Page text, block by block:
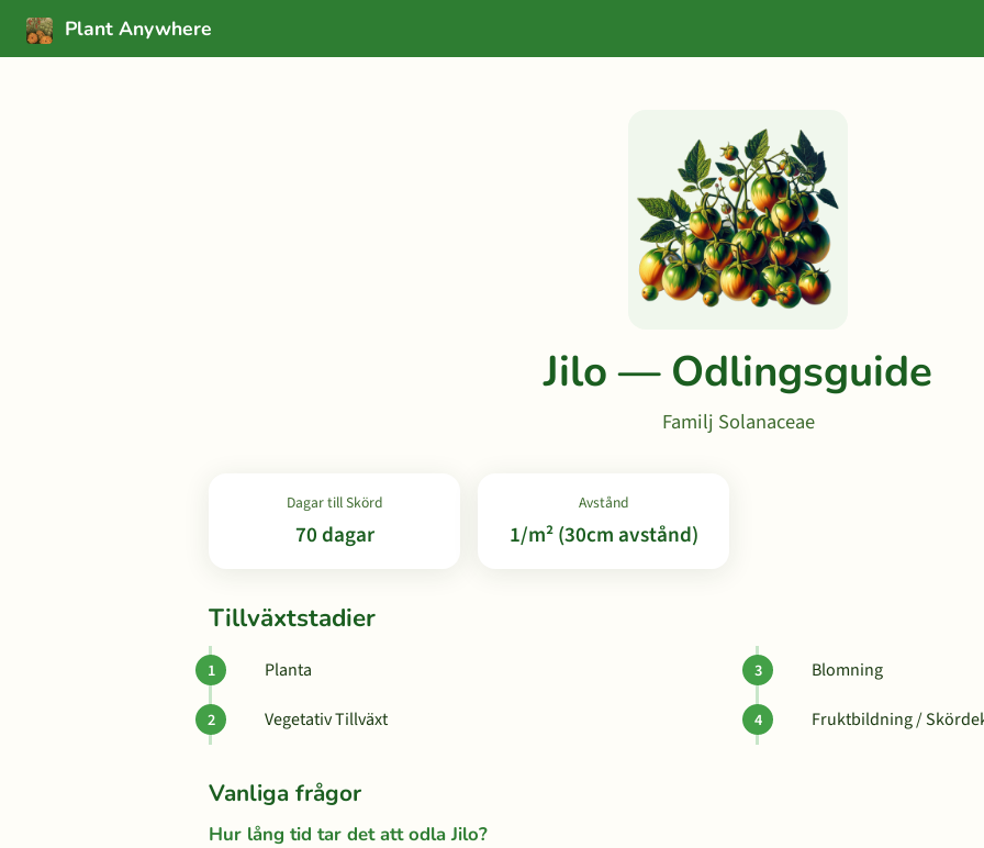
Plant Anywhere
Jilo — Odlingsguide
Familj Solanaceae
Dagar till Skörd
70 dagar
Avstånd
1/m² (30cm avstånd)
Tillväxtstadier
Planta
Vegetativ Tillväxt
Blomning
Fruktbildning /
Vanliga frågor
Hur lång tid tar det att odla Jilo?